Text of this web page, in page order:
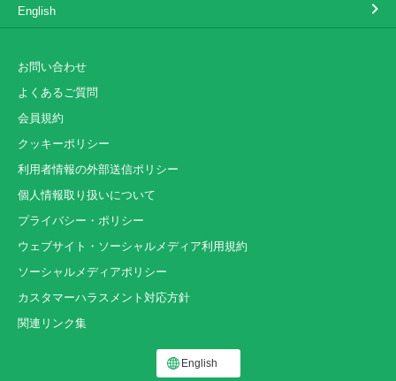
English
お問い合わせ
よくあるご質問
会員規約
クッキーポリシー
利用者情報の外部送信ポリシー
個人情報取り扱いについて
プライバシー・ポリシー
ウェブサイト・ソーシャルメディア利用規約
ソーシャルメディアポリシー
カスタマーハラスメント対応方針
関連リンク集
English